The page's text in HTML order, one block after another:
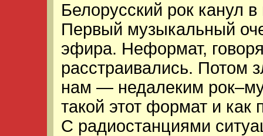
Белорусский рок канул
Первый музыкальный
эфира. Неформат,
расстраивались. Потом
нам — недалеким
такой этот формат и как
С радиостанциями